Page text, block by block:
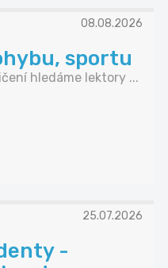
08.08.2026
sportu
hledáme lektory ...
25.07.2026
-